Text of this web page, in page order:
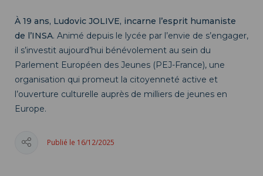
À 19 ans, Ludovic JOLIVE, incarne l’esprit humaniste
de l’INSA. Animé depuis le lycée par l’envie de s’engager,
il s’investit aujourd’hui bénévolement au sein du
Parlement Européen des Jeunes (PEJ-France), une
organisation qui promeut la citoyenneté active et
l’ouverture culturelle auprès de milliers de jeunes en
Europe.
Publié le 16/12/2025